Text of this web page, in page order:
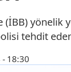
yönelik
tehdit
18:30